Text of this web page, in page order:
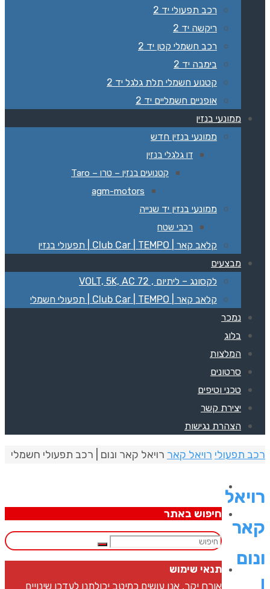
רכב תפעולי יד 2
ריקשה יד 2
רכב חשמלי קטן יד 2
בימבה יד 2
קטנוע חשמלי תלת גלגל יד 2
אופניים חשמליים יד 2
ממונעי בנזין
ממונעי בנזין חדש
דו גלגלי בנזין
קטנועים בנזין – טרו – Taro
agm-motors
ממונעי בנזין יד שנייה
רכבי שטח
קלאב קאר | Club Car | TEMPO | תפעולי בנזין
מבצעים
לקסונג – ליתיום , 72 VOLT, 5K, AC
קלאב קאר | Club Car | TEMPO | תפעולי חשמלי
נמכר
בלוג
המלצות
סרטונים
טכני וטיפים
יצירת קשר
הצהרת נגישות
רכב תפעולי רויאל קאר רויאל קאר ונום | רכב תפעולי חשמלי
רויאל
קאר
ונום
חיפוש באתר
תנאי שימוש
אורח יקר, אנו עושים כמיטב יכולתנו לעדכן שינויים